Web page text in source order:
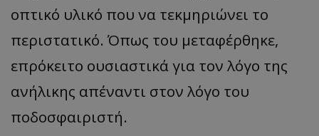
οπτικό υλικό που να τεκμηριώνει το
περιστατικό. Όπως του μεταφέρθηκε,
επρόκειτο ουσιαστικά για τον λόγο της
ανήλικης απέναντι στον λόγο του
ποδοσφαιριστή.